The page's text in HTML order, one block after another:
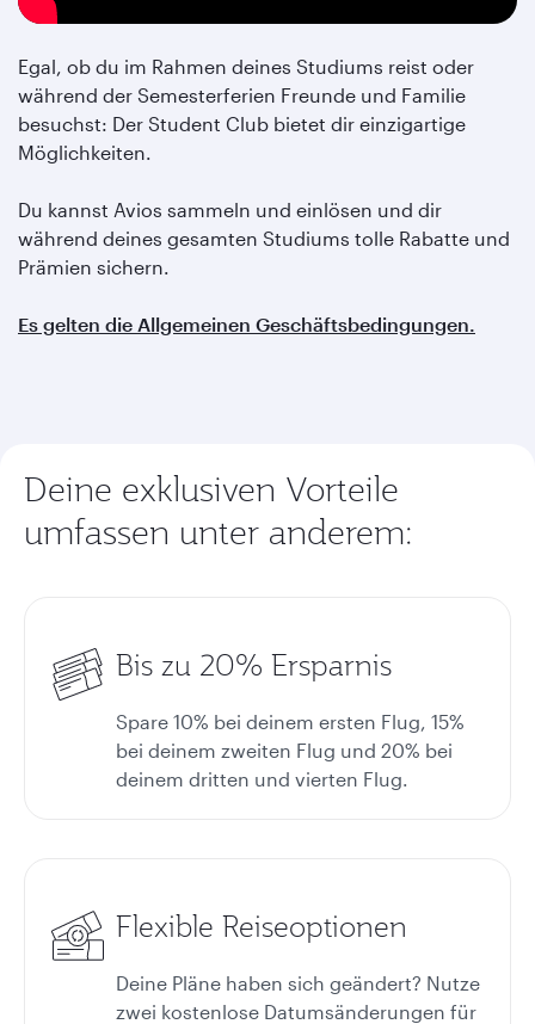
Egal, ob du im Rahmen deines Studiums reist oder
während der Semesterferien Freunde und Familie
besuchst: Der Student Club bietet dir einzigartige
Möglichkeiten.
Du kannst Avios sammeln und einlösen und dir
während deines gesamten Studiums tolle Rabatte und
Prämien sichern.
Es gelten die Allgemeinen Geschäftsbedingungen.
Deine exklusiven Vorteile
umfassen unter anderem:
Bis zu 20% Ersparnis
Spare 10% bei deinem ersten Flug, 15%
bei deinem zweiten Flug und 20% bei
deinem dritten und vierten Flug.
Flexible Reiseoptionen
Deine Pläne haben sich geändert? Nutze
zwei kostenlose Datumsänderungen für